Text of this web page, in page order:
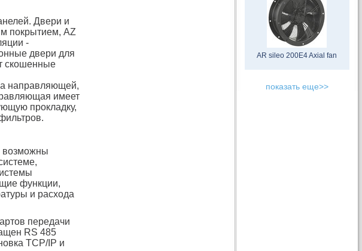
Двери и
покрытием, AZ
-
двери для
скошенные
направляющей,
имеет
прокладку,
возможны
функции,
и расхода
передачи
RS 485
TCP/IP и
AR sileo 200E4 Axial fan
показать еще>>